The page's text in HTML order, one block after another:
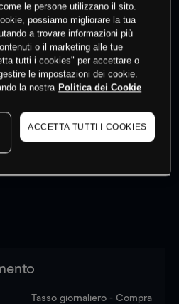
trading
Accediper vedere gli ultimi
to see latest market data
Tasso giornaliero - Compra
le persone utilizzano il sito.
possiamo migliorare la tua
a trovare informazioni più
o il marketing alle tue
tutti i cookies" per accettare o
le impostazioni dei cookie.
la nostra Politica dei Cookie
ACCETTA TUTTI I COOKIES